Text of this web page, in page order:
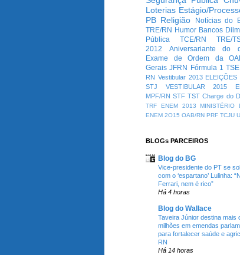
Loterias Estágio/
PB Religião Notícias do
TRE/RN Humor Bancos
Pública
TCE/RN
TRE/
2012
Aniversariante do
Exame de Ordem da
Gerais JFRN Fórmula 1 TSE
RN Vestibular 2013 ELEIÇÕES
STJ
VESTIBULAR 2015
MPF/RN STF TST Charge do
TRF
ENEM 2013
MINISTÉRIO
ENEM 2O15 OAB/RN PRF TCJU
BLOGs PARCEIROS
Blog do BG
Vice-presidente do PT se
com o ‘espartano’ Lulinha:
Ferrari, nem é rico”
Há 4 horas
Blog do Wallace
Taveira Júnior destina mais
milhões em emendas
para fortalecer saúde e
RN
Há 14 horas